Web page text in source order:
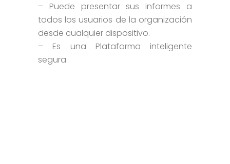
– Puede presentar sus informes a
todos los usuarios de la organización
desde cualquier dispositivo.
– Es una Plataforma inteligente
segura.